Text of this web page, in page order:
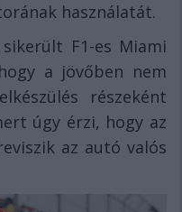
használatát.
F1-es Miami
a jövőben nem
részeként
úgy érzi, hogy az
az autó valós